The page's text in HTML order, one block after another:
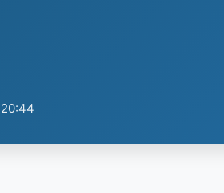
20:44